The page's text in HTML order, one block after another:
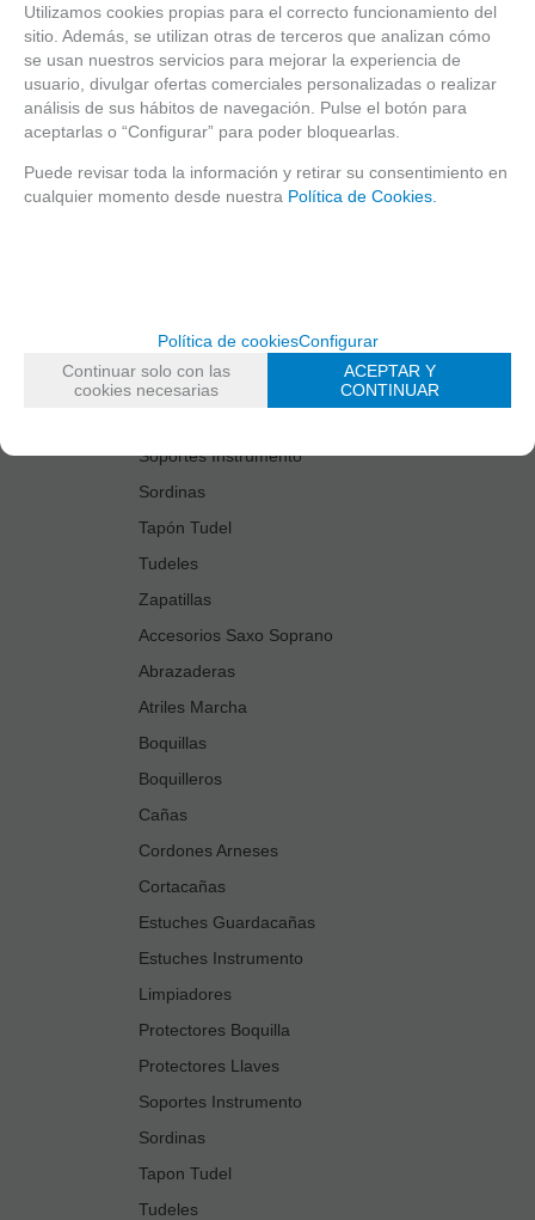
Boquilleros
Cañas
Cortacañas
Deflector Saxo Tenor
Estuches Guardacañas
Limpiadores
Protectores Boquilla
Soportes Instrumento
Sordinas
Tapón Tudel
Tudeles
Zapatillas
Accesorios Saxo Soprano
Abrazaderas
Atriles Marcha
Boquillas
Boquilleros
Cañas
Cordones Arneses
Cortacañas
Estuches Guardacañas
Estuches Instrumento
Limpiadores
Protectores Boquilla
Protectores Llaves
Soportes Instrumento
Sordinas
Tapon Tudel
Tudeles
Utilizamos cookies propias para el correcto funcionamiento del
sitio. Además, se utilizan otras de terceros que analizan cómo
se usan nuestros servicios para mejorar la experiencia de
usuario, divulgar ofertas comerciales personalizadas o realizar
análisis de sus hábitos de navegación. Pulse el botón para
aceptarlas o “Configurar” para poder bloquearlas.
Puede revisar toda la información y retirar su consentimiento en
cualquier momento desde nuestra Política de Cookies.
Política de cookiesConfigurar
Continuar solo con las
cookies necesarias
ACEPTAR Y
CONTINUAR